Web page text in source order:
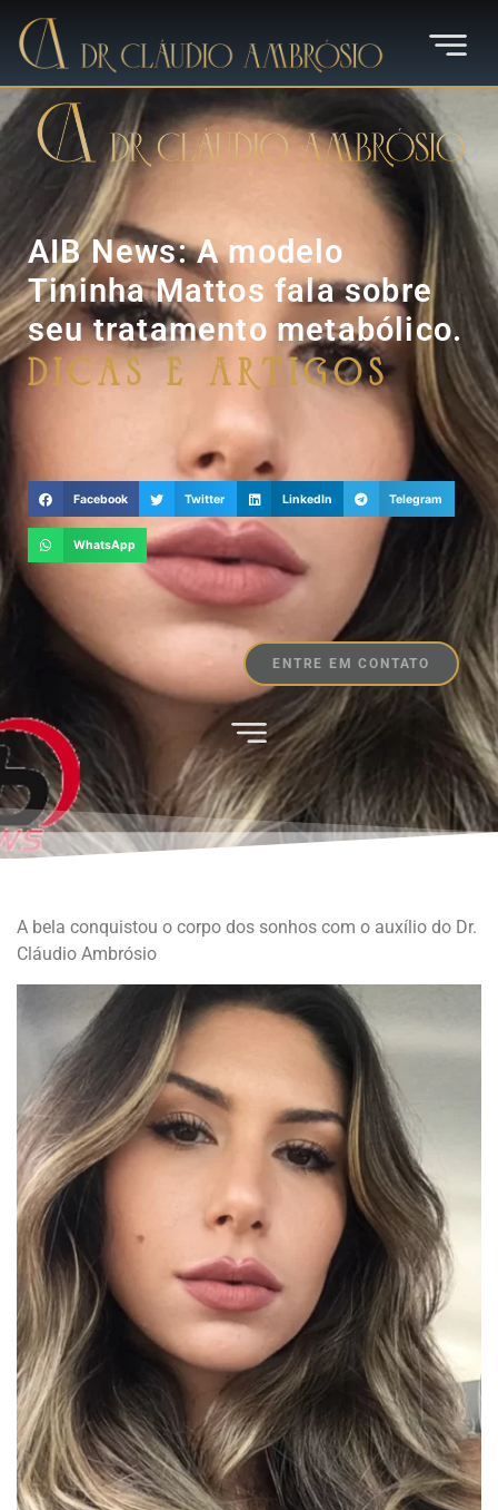
AIB News: A modelo
Tininha Mattos fala sobre
seu tratamento metabólico.
Dicas e Artigos
Facebook Twitter LinkedIn Telegram
WhatsApp
ENTRE EM CONTATO
A bela conquistou o corpo dos sonhos com o auxílio do Dr.
Cláudio Ambrósio